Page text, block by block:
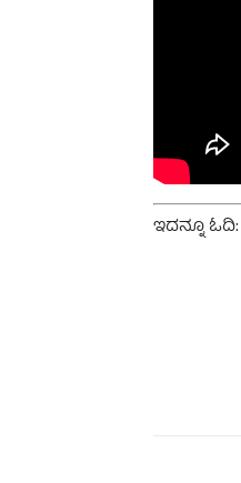
ಇದನ್ನೂ ಓದಿ: